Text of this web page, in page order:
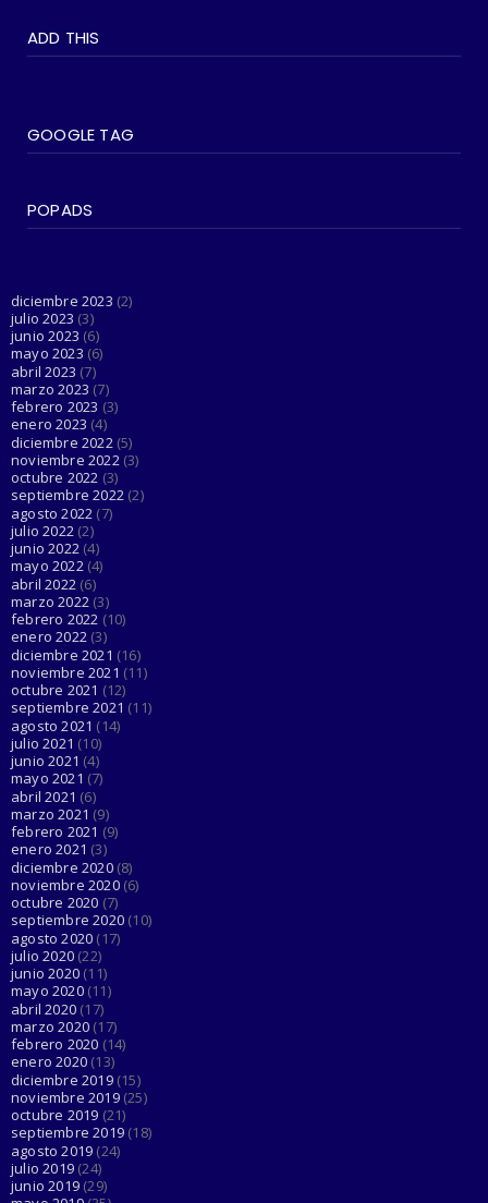
Madonna entra en su última era 'Popular'
con The Weeknd
ADD THIS
GOOGLE TAG
POPADS
diciembre 2023 (2)
julio 2023 (3)
junio 2023 (6)
mayo 2023 (6)
abril 2023 (7)
marzo 2023 (7)
febrero 2023 (3)
enero 2023 (4)
diciembre 2022 (5)
noviembre 2022(3)
octubre 2022 (3)
septiembre 2022 (2)
agosto 2022 (7)
julio 2022 (2)
junio 2022 (4)
mayo 2022(4)
abril 2022 (6)
marzo 2022 (3)
febrero 2022 (10)
enero 2022 (3)
diciembre 2021 (16)
noviembre 2021 (11)
octubre 2021 (12)
septiembre 2021 (11)
agosto 2021 (14)
julio 2021 (10)
junio 2021 (4)
mayo 2021 (7)
abril 2021 (6)
marzo 2021 (9)
febrero 2021 (9)
enero 2021 (3)
diciembre 2020(8)
noviembre 2020(6)
octubre 2020 (7)
septiembre 2020 (10)
agosto 2020 (17)
julio 2020 (22)
junio 2020 (11)
mayo 2020(11)
abril 2020 (17)
marzo 2020 (17)
febrero 2020 (14)
enero 2020 (13)
diciembre 2019(15)
noviembre 2019(25)
octubre 2019 (21)
septiembre 2019 (18)
agosto 2019 (24)
julio 2019 (24)
junio 2019 (29)